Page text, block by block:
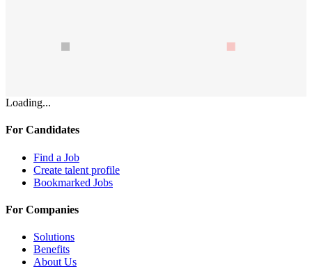
Loading...
For Candidates
Find a Job
Create talent profile
Bookmarked Jobs
For Companies
Solutions
Benefits
About Us